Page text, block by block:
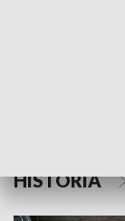
HISTORIA